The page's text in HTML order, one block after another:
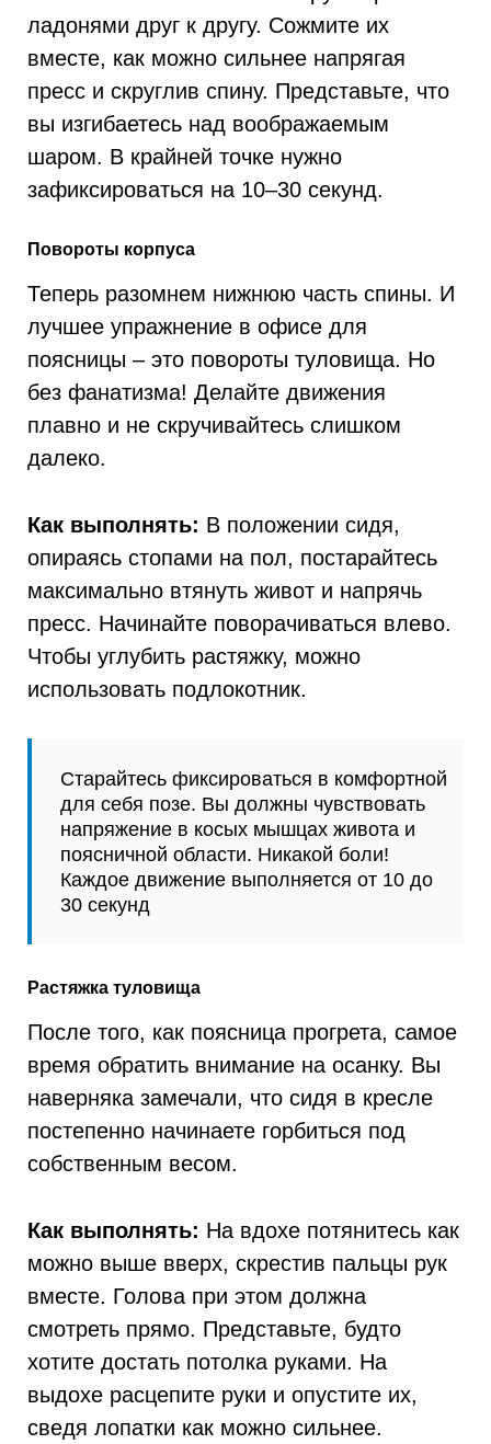
ладонями друг к другу. Сожмите их
вместе, как можно сильнее напрягая
пресс и скруглив спину. Представьте, что
вы изгибаетесь над воображаемым
шаром. В крайней точке нужно
зафиксироваться на 10–30 секунд.
Повороты корпуса
Теперь разомнем нижнюю часть спины. И
лучшее упражнение в офисе для
поясницы – это повороты туловища. Но
без фанатизма! Делайте движения
плавно и не скручивайтесь слишком
далеко.
Как выполнять: В положении сидя,
опираясь стопами на пол, постарайтесь
максимально втянуть живот и напрячь
пресс. Начинайте поворачиваться влево.
Чтобы углубить растяжку, можно
использовать подлокотник.
Старайтесь фиксироваться в комфортной
для себя позе. Вы должны чувствовать
напряжение в косых мышцах живота и
поясничной области. Никакой боли!
Каждое движение выполняется от 10 до
30 секунд
Растяжка туловища
После того, как поясница прогрета, самое
время обратить внимание на осанку. Вы
наверняка замечали, что сидя в кресле
постепенно начинаете горбиться под
собственным весом.
Как выполнять: На вдохе потянитесь как
можно выше вверх, скрестив пальцы рук
вместе. Голова при этом должна
смотреть прямо. Представьте, будто
хотите достать потолка руками. На
выдохе расцепите руки и опустите их,
сведя лопатки как можно сильнее.